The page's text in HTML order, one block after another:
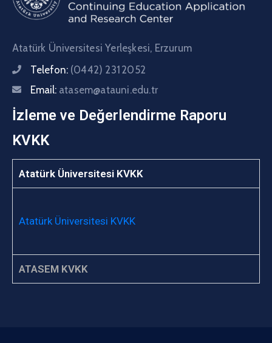
Atatürk Üniversitesi Yerleşkesi, Erzurum
Telefon: (0442) 231 2052
Email: atasem@atauni.edu.tr
İzleme ve Değerlendirme Raporu
KVKK
Atatürk Üniversitesi KVKK
Atatürk Üniversitesi KVKK
ATASEM KVKK